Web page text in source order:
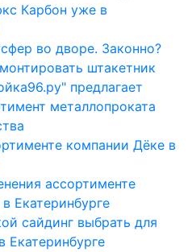
Карбон уже в
во дворе. Законно?
штакетник
предлагает
металлопроката
компании Дёке в
ассортименте
Екатеринбурге
сайдинг выбрать для